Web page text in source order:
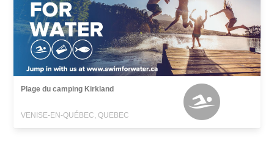
Plage du camping Kirkland
VENISE-EN-QUÉBEC, QUEBEC